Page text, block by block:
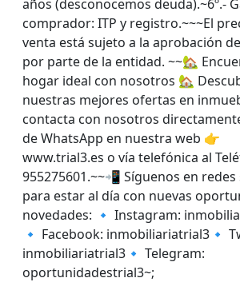
años (desconocemos deuda).~6º.-
comprador: ITP y registro.~~~El
venta está sujeto a la aprobación
por parte de la entidad. ~~🏡
hogar ideal con nosotros 🏡
nuestras mejores ofertas en
contacta con nosotros
de WhatsApp en nuestra web 👉
www.trial3.es o vía telefónica al
955275601.~~📲 Síguenos en redes
para estar al día con nuevas
novedades: 🔹 Instagram:
🔹 Facebook: inmobiliariatrial3🔹
inmobiliariatrial3🔹 Telegram:
oportunidadestrial3~;